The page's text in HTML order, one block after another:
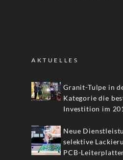
AKTUELLES
Granit-Tulpe in
Kategorie die
Investition im
Neue
selektive
PCB-